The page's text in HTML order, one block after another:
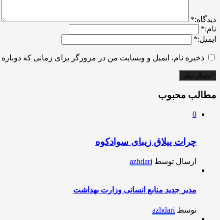
ديدگاه:*
نام:*
ایمیل:*
ذخیره نام، ایمیل و وبسایت من در مرورگر برای زمانی که
مطالب محبوب
0
چرات ییلاق زیبای سوادکوه
ارسال توسط azhdari
مدیر جدید منابع انسانی وزارت بهداشت
توسط azhdari